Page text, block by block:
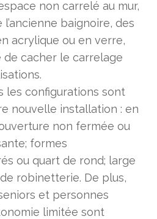
non carrelé au mur,
l’ancienne baignoire, des
acrylique ou en verre,
cacher le carrelage
les configurations sont
nouvelle installation : en
non fermée ou
formes
ou quart de rond; large
robinetterie. De plus,
et personnes
limitée sont